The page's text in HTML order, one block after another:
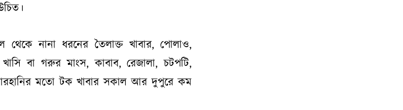
থেকে নানা ধরনের তৈলাক্ত খাবার, পোলাও,
খাসি বা গরুর মাংস, কাবাব, রেজালা, চটপটি,
মতো টক খাবার সকাল আর দুপুরে কম